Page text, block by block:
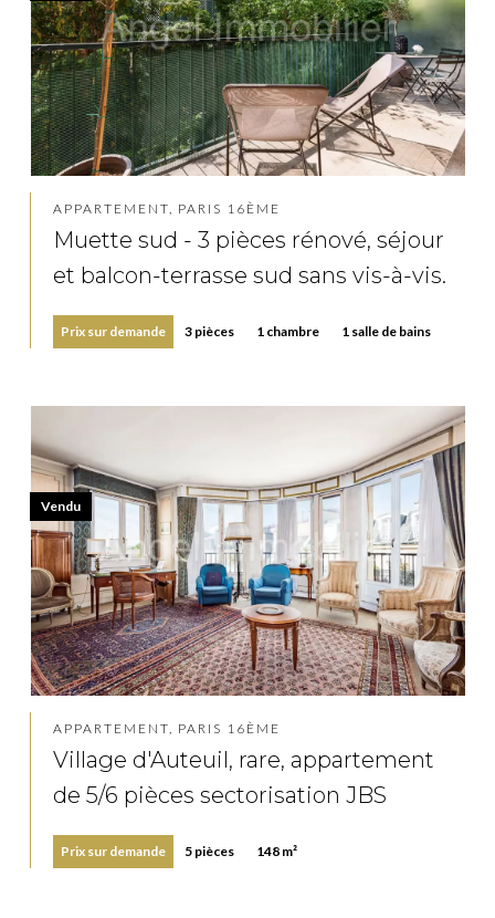
APPARTEMENT, PARIS 16ÈME
Muette sud - 3 pièces rénové, séjour
et balcon-terrasse sud sans vis-à-vis.
Prix sur demande 3 pièces 1 chambre 1 salle de bains
APPARTEMENT, PARIS 16ÈME
Village d'Auteuil, rare, appartement
de 5/6 pièces sectorisation JBS
Prix sur demande 5 pièces 148 m²
Vendu